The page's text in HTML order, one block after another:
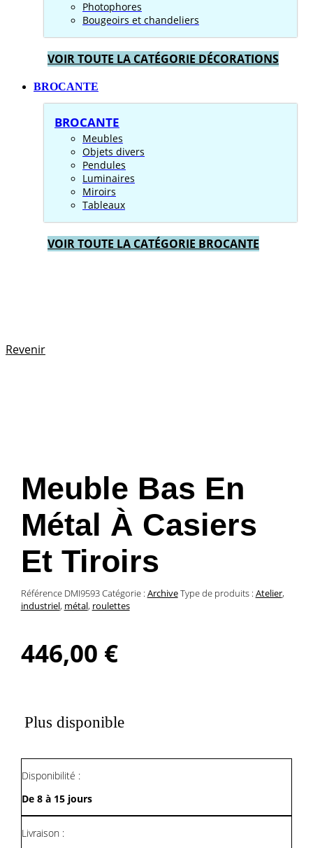
Photophores
Bougeoirs et chandeliers
VOIR TOUTE LA CATÉGORIE DÉCORATIONS
BROCANTE
BROCANTE
Meubles
Objets divers
Pendules
Luminaires
Miroirs
Tableaux
VOIR TOUTE LA CATÉGORIE BROCANTE
Revenir
Meuble Bas En
Métal À Casiers
Et Tiroirs
Référence DMI9593Catégorie : ArchiveType de produits : Atelier,
industriel, métal, roulettes
446,00 €
Plus disponible
Disponibilité :
De 8 à 15 jours
Livraison :